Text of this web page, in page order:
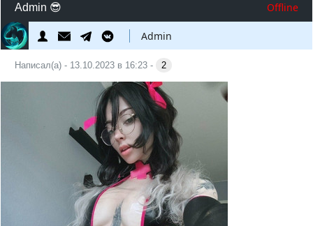
Admin 😎 Offline
Admin
Написал(а) - 13.10.2023 в 16:23 - 2